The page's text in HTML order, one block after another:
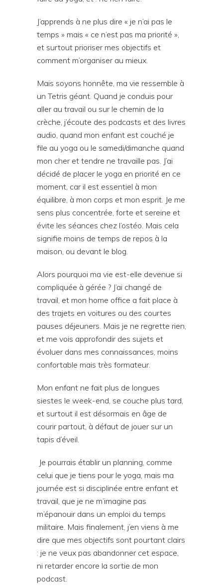
J’apprends à ne plus dire « je n’ai pas le
temps » mais « ce n’est pas ma priorité »,
et surtout prioriser mes objectifs et
comment m’organiser au mieux.
Mais soyons honnête, ma vie ressemble à
un Tetris géant. Quand je conduis pour
aller au travail ou sur le chemin de la
crèche, j’écoute des podcasts et des livres
audio, quand mon enfant est couché je
file au yoga ou le samedi/dimanche quand
mon cher et tendre ne travaille pas. J’ai
décidé de placer le yoga en priorité en ce
moment, car il est essentiel à mon
équilibre, à mon corps et mon esprit. Je me
sens plus concentrée, forte et sereine et
évite les séances chez l’ostéo. Mais cela
signifie moins de temps de repos à la
maison, ou devant le blog.
Alors pourquoi ma vie est-elle devenue si
compliquée à gérée ? J’ai changé de
travail, et mon home office a fait place à
des trajets en voitures ou des courtes
pauses déjeuners. Mais je ne regrette rien,
et me vois approfondir des sujets et
évoluer dans mes connaissances, moins
confortable mais très formateur.
Mon enfant ne fait plus de longues
siestes le week-end, se couche plus tard,
et surtout il est désormais en âge de
courir partout, à défaut de jouer sur un
tapis d’éveil.
Je pourrais établir un planning, comme
celui que je tiens pour le yoga, mais ma
journée est si disciplinée entre enfant et
travail, que je ne m’imagine pas
m’épanouir dans un emploi du temps
militaire. Mais finalement, j’en viens à me
dire que mes objectifs sont pourtant clairs
: je ne veux pas abandonner cet espace,
ni retarder encore la sortie de mon
podcast.